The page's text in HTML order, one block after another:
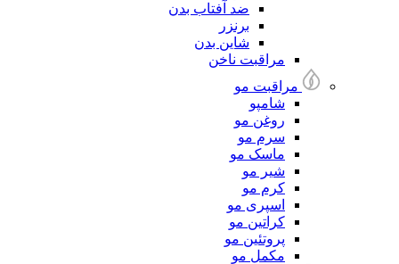
ضد آفتاب بدن
برنزر
شاین بدن
مراقبت ناخن
مراقبت مو
شامپو
روغن مو
سرم مو
ماسک مو
شیر مو
کرم مو
اسپری مو
کراتین مو
پروتئین مو
مکمل مو